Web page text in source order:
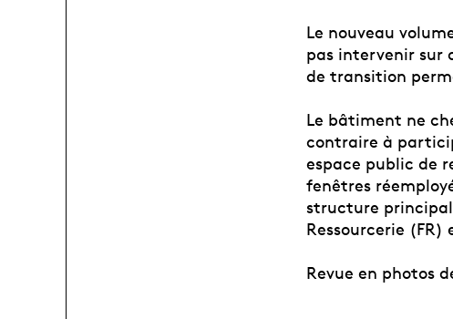
Le nouveau
pas intervenir sur
de transition
Le bâtiment ne
contraire à
espace public de
fenêtres
structure
Ressourcerie
Revue en photos